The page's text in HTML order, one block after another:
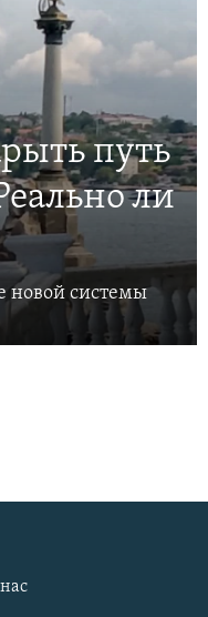
путь
ли
новой системы